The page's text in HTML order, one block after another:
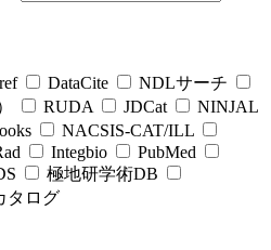
DataCite
NDLサーチ
RUDA JDCat
NINJAL
NACSIS-CAT/ILL
Integbio
PubMed
極地研学術DB
タログ